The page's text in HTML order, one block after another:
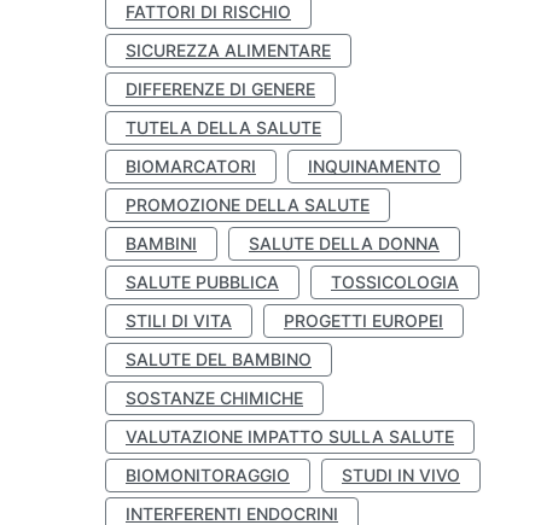
FATTORI DI RISCHIO
SICUREZZA ALIMENTARE
DIFFERENZE DI GENERE
TUTELA DELLA SALUTE
BIOMARCATORI
INQUINAMENTO
PROMOZIONE DELLA SALUTE
BAMBINI
SALUTE DELLA DONNA
SALUTE PUBBLICA
TOSSICOLOGIA
STILI DI VITA
PROGETTI EUROPEI
SALUTE DEL BAMBINO
SOSTANZE CHIMICHE
VALUTAZIONE IMPATTO SULLA SALUTE
BIOMONITORAGGIO
STUDI IN VIVO
INTERFERENTI ENDOCRINI